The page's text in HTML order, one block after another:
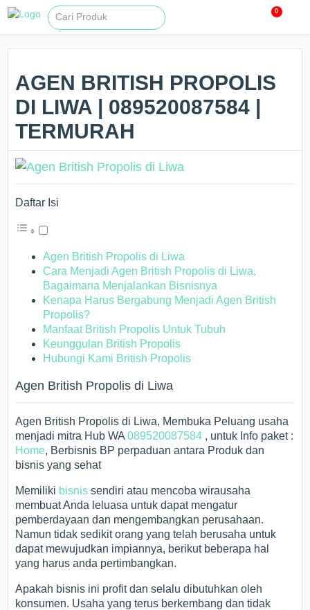
0
AGEN BRITISH PROPOLIS
DI LIWA | 089520087584 |
TERMURAH
Daftar Isi
Agen British Propolis di Liwa
Cara Menjadi Agen British Propolis di Liwa,
Bagaimana Menjalankan Bisnisnya
Kenapa Harus Bergabung Menjadi Agen British
Propolis?
Manfaat British Propolis Untuk Tubuh
Keunggulan British Propolis
Hubungi Kami British Propolis
Agen British Propolis di Liwa
Agen British Propolis di Liwa, Membuka Peluang usaha
menjadi mitra Hub WA089520087584 , untuk Info paket :
Home, Berbisnis BP perpaduan antara Produk dan
bisnis yang sehat
Memiliki bisnis sendiri atau mencoba wirausaha
membuat Anda leluasa untuk dapat mengatur
pemberdayaan dan mengembangkan perusahaan.
Namun tidak sedikit orang yang telah berusaha untuk
dapat mewujudkan impiannya, berikut beberapa hal
yang harus anda pertimbangkan.
Apakah bisnis ini profit dan selalu dibutuhkan oleh
konsumen. Usaha yang terus berkembang dan tidak